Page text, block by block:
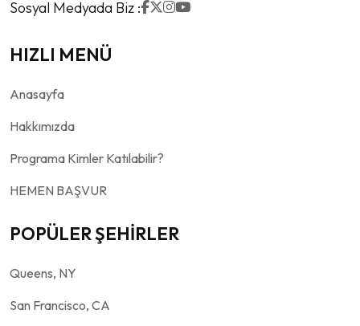
Sosyal Medyada Biz :
HIZLI MENÜ
Anasayfa
Hakkımızda
Programa Kimler Katılabilir?
HEMEN BAŞVUR
POPÜLER ŞEHİRLER
Queens, NY
San Francisco, CA